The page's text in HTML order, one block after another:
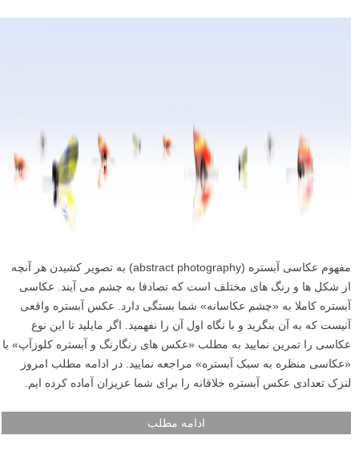
مفهوم عکاسی آبستره (abstract photography) به تصویر کشیدن هر آنچه
از شکل ها و رنگ های مختلف است که تصادفا به چشم می آیند. عکاسی
آبستره کاملا به «چشم عکاسانه» شما بستگی دارد. عکس آبستره واقعی
آنیست که به آن بنگرید و با نگاه اول آن را نفهمید. اگر مایلید تا این نوع
عکاسی را تمرین نمایید به مطلب «عکس های رنگارنگ و آبستره کلوزآپ» یا
«عکاسی منظره به سبک آبستره» مراجعه نمایید. در ادامه مطلب امروز
لنزک تعدادی عکس آبستره خلاقانه را برای شما عزیزان آماده کرده ایم.
ادامه مطلب